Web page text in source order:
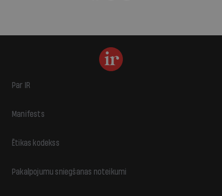
Par IR
Manifests
Ētikas kodekss
Pakalpojumu sniegšanas noteikumi